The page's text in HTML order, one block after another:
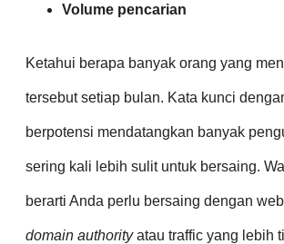
Volume pencarian
Ketahui berapa banyak orang yang
tersebut setiap bulan. Kata kunci
berpotensi mendatangkan banyak
sering kali lebih sulit untuk bersaing.
berarti Anda perlu bersaing dengan
domain authorityatau traffic yang lebih